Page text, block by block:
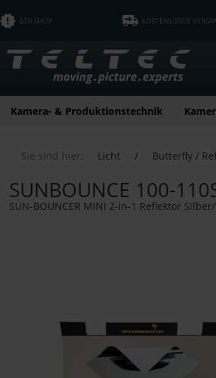
B2B SHOP KOSTENLOSER
Kamera- & Produktionstechnik
Sie sind hier: Licht / Butterfly /
SUNBOUNCE 100-
SUN-BOUNCER MINI 2-in-1 Reflektor